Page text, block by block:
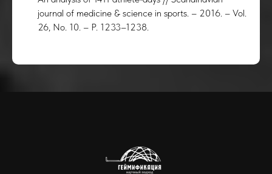
journal of medicine & science in sports. – 2016. – Vol.
26, No. 10. – P. 1233–1238.